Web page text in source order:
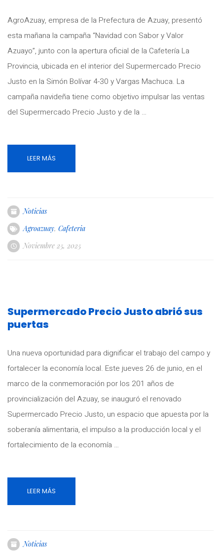
AgroAzuay, empresa de la Prefectura de Azuay, presentó
esta mañana la campaña “Navidad con Sabor y Valor
Azuayo”, junto con la apertura oficial de la Cafetería La
Provincia, ubicada en el interior del Supermercado Precio
Justo en la Simón Bolívar 4-30 y Vargas Machuca. La
campaña navideña tiene como objetivo impulsar las ventas
del Supermercado Precio Justo y de la …
LEER MÁS
Noticias
Agroazuay, Cafeteria
Noviembre 25, 2025
Supermercado Precio Justo abrió sus
puertas
Una nueva oportunidad para dignificar el trabajo del campo y
fortalecer la economía local. Este jueves 26 de junio, en el
marco de la conmemoración por los 201 años de
provincialización del Azuay, se inauguró el renovado
Supermercado Precio Justo, un espacio que apuesta por la
soberanía alimentaria, el impulso a la producción local y el
fortalecimiento de la economía …
LEER MÁS
Noticias